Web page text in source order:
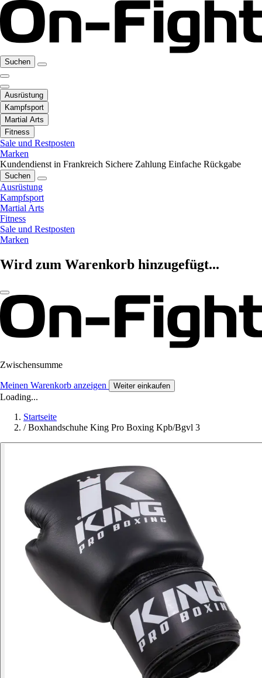
Suchen
Ausrüstung
Kampfsport
Martial Arts
Fitness
Sale und Restposten
Marken
Kundendienst in Frankreich Sichere Zahlung Einfache Rückgabe
Suchen
Ausrüstung
Kampfsport
Martial Arts
Fitness
Sale und Restposten
Marken
Wird zum Warenkorb hinzugefügt...
Zwischensumme
Meinen Warenkorb anzeigen Weiter einkaufen
Loading...
Startseite
/ Boxhandschuhe King Pro Boxing Kpb/Bgvl 3